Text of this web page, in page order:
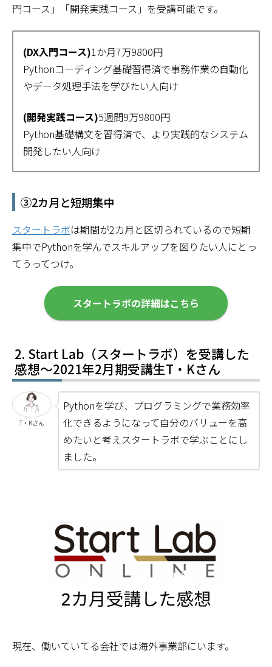
門コース」「開発実践コース」を受講可能です。
(DX入門コース)1か月7万9800円
Pythonコーディング基礎習得済で事務作業の自動化
やデータ処理手法を学びたい人向け
(開発実践コース)5週間9万9800円
Python基礎構文を習得済で、より実践的なシステム
開発したい人向け
③2カ月と短期集中
スタートラボは期間が2カ月と区切られているので短期
集中でPythonを学んでスキルアップを図りたい人にとっ
てうってつけ。
スタートラボの詳細はこちら
Start Lab（スタートラボ）を受講した
感想～2021年2月期受講生T・Kさん
T・Kさん
Pythonを学び、プログラミングで業務効率
化できるようになって自分のバリューを高
めたいと考えスタートラボで学ぶことにし
ました。
現在、働いていてる会社では海外事業部にいます。